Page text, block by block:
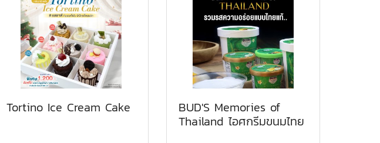
Tortino Ice Cream Cake
BUD'S Memories of
Thailand ไอศกรีมขนมไทย